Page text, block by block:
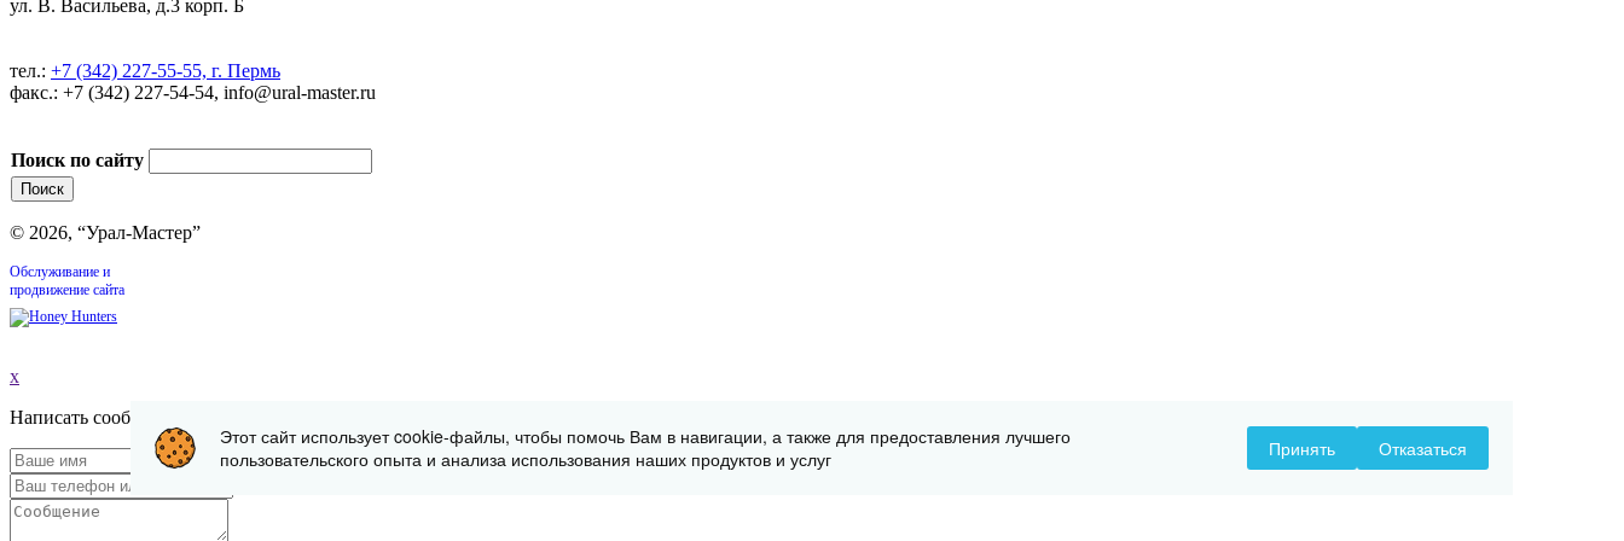
ул. В. Васильева, д.3 корп. Б
тел.: +7 (342) 227-55-55, г. Пермь
факс.: +7 (342) 227-54-54, info@ural-master.ru
Поиск по сайту
© 2026, “Урал-Мастер”
Обслуживание и
продвижение сайта
x
Написать сообщение
Этот сайт использует cookie-файлы, чтобы помочь Вам в навигации, а также для предоставления лучшего
пользовательского опыта и анализа использования наших продуктов и услуг
Принять Отказаться